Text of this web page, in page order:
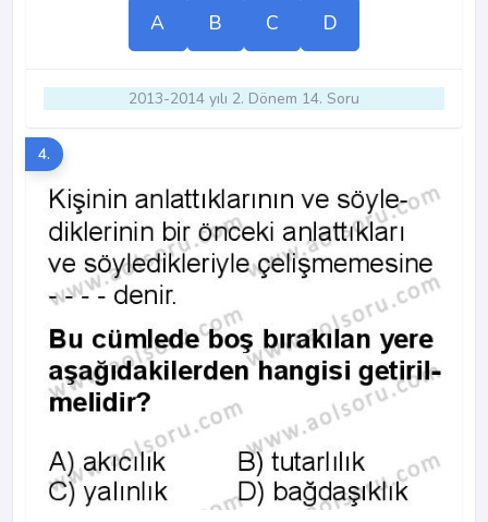
A B C D
2013-2014 yılı 2. Dönem 14. Soru
4.